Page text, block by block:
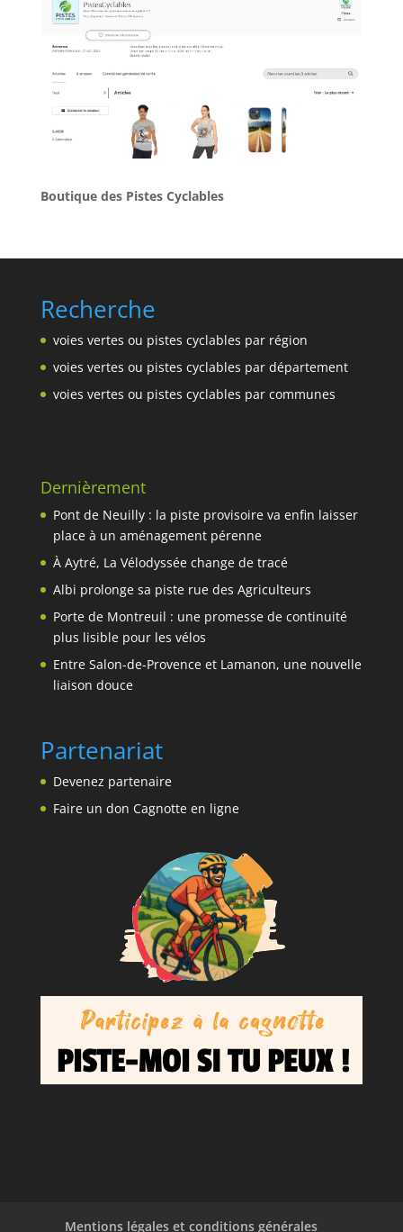
Boutique des Pistes Cyclables
Recherche
voies vertes ou pistes cyclables par région
voies vertes ou pistes cyclables par département
voies vertes ou pistes cyclables par communes
Dernièrement
Pont de Neuilly : la piste provisoire va enfin laisser
place à un aménagement pérenne
À Aytré, La Vélodyssée change de tracé
Albi prolonge sa piste rue des Agriculteurs
Porte de Montreuil : une promesse de continuité
plus lisible pour les vélos
Entre Salon-de-Provence et Lamanon, une nouvelle
liaison douce
Partenariat
Devenez partenaire
Faire un don Cagnotte en ligne
Mentions légales et conditions générales